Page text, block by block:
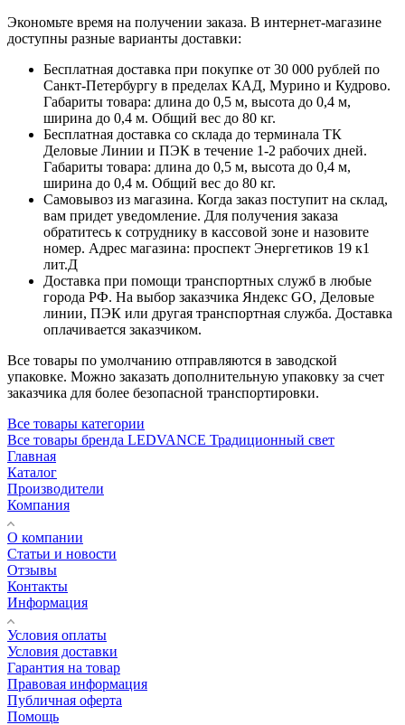
Экономьте время на получении заказа. В интернет-магазине
доступны разные варианты доставки:
Бесплатная доставка при покупке от 30 000 рублей по
Санкт-Петербургу в пределах КАД, Мурино и Кудрово.
Габариты товара: длина до 0,5 м, высота до 0,4 м,
ширина до 0,4 м. Общий вес до 80 кг.
Бесплатная доставка со склада до терминала ТК
Деловые Линии и ПЭК в течение 1-2 рабочих дней.
Габариты товара: длина до 0,5 м, высота до 0,4 м,
ширина до 0,4 м. Общий вес до 80 кг.
Самовывоз из магазина. Когда заказ поступит на склад,
вам придет уведомление. Для получения заказа
обратитесь к сотруднику в кассовой зоне и назовите
номер. Адрес магазина: проспект Энергетиков 19 к1
лит.Д
Доставка при помощи транспортных служб в любые
города РФ. На выбор заказчика Яндекс GO, Деловые
линии, ПЭК или другая транспортная служба. Доставка
оплачивается заказчиком.
Все товары по умолчанию отправляются в заводской
упаковке. Можно заказать дополнительную упаковку за счет
заказчика для более безопасной транспортировки.
Все товары категории
Все товары бренда LEDVANCE Традиционный свет
Главная
Каталог
Производители
Компания
О компании
Статьи и новости
Отзывы
Контакты
Информация
Условия оплаты
Условия доставки
Гарантия на товар
Правовая информация
Публичная оферта
Помощь